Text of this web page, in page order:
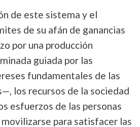
de este sistema y el
de su afán de ganancias
por una producción
guiada por las
fundamentales de las
los recursos de la sociedad
esfuerzos de las personas
para satisfacer las